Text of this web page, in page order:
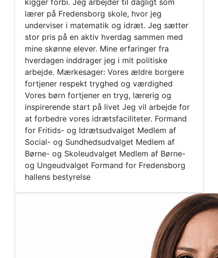
kigger forbi. Jeg arbejder til dagligt som
lærer på Fredensborg skole, hvor jeg
underviser i matematik og idræt. Jeg sætter
stor pris på en aktiv hverdag sammen med
mine skønne elever. Mine erfaringer fra
hverdagen inddrager jeg i mit politiske
arbejde. Mærkesager: Vores ældre borgere
fortjener respekt tryghed og værdighed
Vores børn fortjener en tryg, lærerig og
inspirerende start på livet Jeg vil arbejde for
at forbedre vores idrætsfaciliteter. Formand
for Fritids- og Idrætsudvalget Medlem af
Social- og Sundhedsudvalget Medlem af
Børne- og Skoleudvalget Medlem af Børne-
og Ungeudvalget Formand for Fredensborg
hallens bestyrelse